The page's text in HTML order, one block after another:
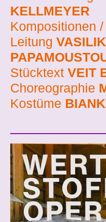
KELLMEYER
Kompositionen
Leitung
Stücktext VEIT
Choreographie
Kostüme